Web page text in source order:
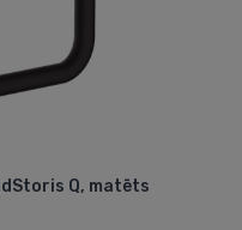
Q, matēts